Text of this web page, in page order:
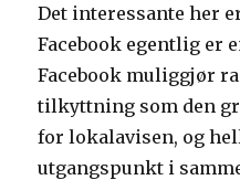
Det interessante her
Facebook egentlig er
Facebook muliggjør
tilkyttning som den
for lokalavisen, og
utgangspunkt i